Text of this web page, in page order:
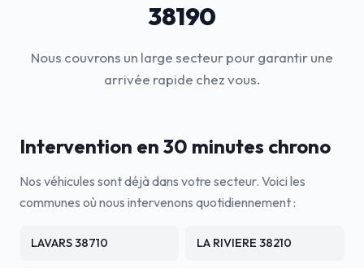
38190
Nous couvrons un large secteur pour garantir une
arrivée rapide chez vous.
Intervention en 30 minutes chrono
Nos véhicules sont déjà dans votre secteur. Voici les
communes où nous intervenons quotidiennement :
LAVARS 38710 LA RIVIERE 38210